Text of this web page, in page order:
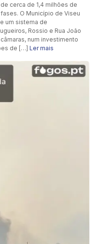
cerca de 1,4 milhões de
O Município de Viseu
um sistema de
Rossio e Rua João
num investimento
de […]Ler mais